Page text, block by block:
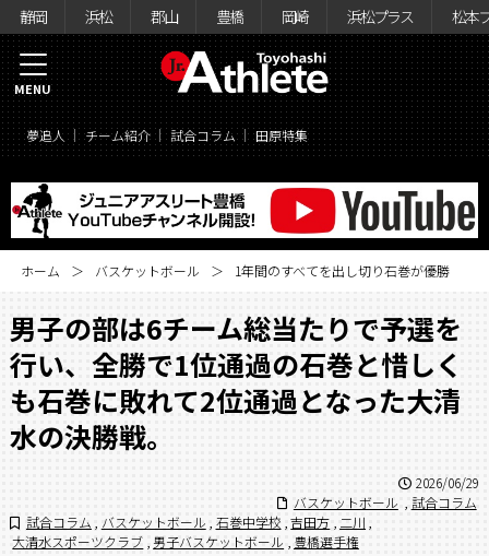
静岡 浜松 郡山 豊橋 岡崎 浜松プラス 松本
夢追人 チーム紹介 試合コラム 田原特集
MENU
ホーム バスケットボール 1年間のすべてを出し切り石巻が優勝
男子の部は6チーム総当たりで予選を
行い、全勝で1位通過の石巻と惜しく
も石巻に敗れて2位通過となった大清
水の決勝戦。
2026/06/29
バスケットボール
試合コラム
試合コラム
バスケットボール 石巻中学校 吉田方 二川
大清水スポーツクラブ , 男子バスケットボール 豊橋選手権